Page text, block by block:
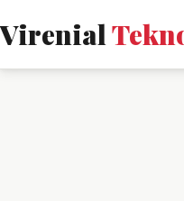
Virenial